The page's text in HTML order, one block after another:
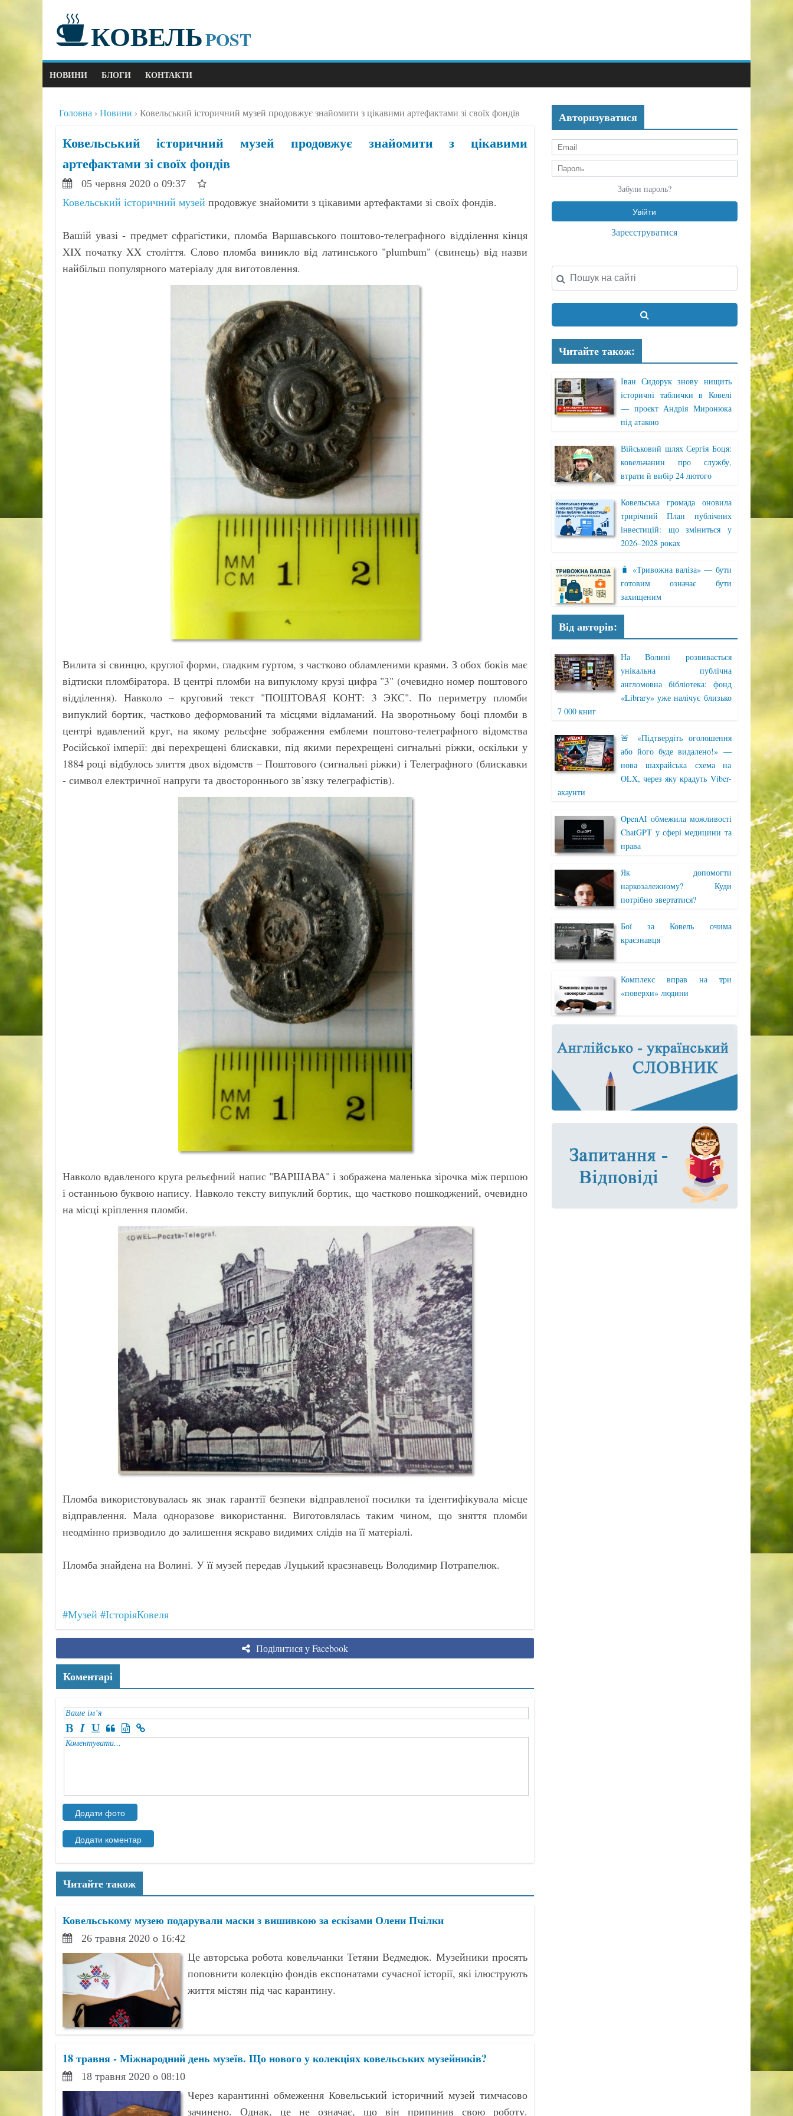
КОВЕЛЬPOST
НОВИНИ БЛОГИ КОНТАКТИ
Головна Новини Ковельський історичний музей продовжує знайомити з цікавими артефактами зі своїх фондів
Ковельський історичний музей продовжує знайомити з цікавими
артефактами зі своїх фондів
05 червня 2020 о 09:37
Ковельський історичний музей продовжує знайомити з цікавими артефактами зі своїх фондів.
Вашій увазі - предмет сфрагістики, пломба Варшавського поштово-телеграфного відділення кінця
XIX початку XX століття. Слово пломба виникло від латинського "plumbum" (свинець) від назви
найбільш популярного матеріалу для виготовлення.
Вилита зі свинцю, круглої форми, гладким гуртом, з частково обламленими краями. З обох боків має
відтиски пломбіратора. В центрі пломби на випуклому крузі цифра "3" (очевидно номер поштового
відділення). Навколо – круговий текст "ПОШТОВАЯ КОНТ: 3 ЭКС". По периметру пломби
випуклий бортик, частково деформований та місцями відламаний. На зворотньому боці пломби в
центрі вдавлений круг, на якому рельєфне зображення емблеми поштово-телеграфного відомства
Російської імперії: дві перехрещені блискавки, під якими перехрещені сигнальні ріжки, оскільки у
1884 році відбулось злиття двох відомств – Поштового (сигнальні ріжки) і Телеграфного (блискавки
- символ електричної напруги та двостороннього зв’язку телеграфістів).
Навколо вдавленого круга рельєфний напис "ВАРШАВА" і зображена маленька зірочка між першою
і останньою буквою напису. Навколо тексту випуклий бортик, що частково пошкоджений, очевидно
на місці кріплення пломби.
Пломба використовувалась як знак гарантії безпеки відправленої посилки та ідентифікувала місце
відправлення. Мала одноразове використання. Виготовлялась таким чином, що зняття пломби
неодмінно призводило до залишення яскраво видимих слідів на її матеріалі.
Пломба знайдена на Волині. У її музей передав Луцький краєзнавець Володимир Потрапелюк.
#Музей #ІсторіяКовеля
Поділитися у Facebook
Коментарі
Читайте також
Ковельському музею подарували маски з вишивкою за ескізами Олени Пчілки
26 травня 2020 о 16:42
Це авторська робота ковельчанки Тетяни Ведмедюк. Музейники просять
поповнити колекцію фондів експонатами сучасної історії, які ілюструють
життя містян під час карантину.
18 травня - Міжнародний день музеїв. Що нового у колекціях ковельських музейників?
18 травня 2020 о 08:10
Через карантинні обмеження Ковельський історичний музей тимчасово
зачинено. Однак, це не означає, що він припинив свою роботу.
Авторизуватися
Забули пароль?
Зареєструватися
Читайте також:
Іван Сидорук знову нищить
історичні таблички в Ковелі
— проєкт Андрія Миронюка
під атакою
Військовий шлях Сергія Боця:
ковельчанин про службу,
втрати й вибір 24 лютого
Ковельська громада оновила
трирічний План публічних
інвестицій: що зміниться у
2026–2028 роках
🧳 «Тривожна валіза» — бути
готовим означає бути
захищеним
Від авторів:
На Волині розвивається
унікальна публічна
англомовна бібліотека: фонд
«Library» уже налічує близько
7 000 книг
🚨 «Підтвердіть оголошення
або його буде видалено!» —
нова шахрайська схема на
OLX, через яку крадуть Viber-
акаунти
OpenAI обмежила можливості
ChatGPT у сфері медицини та
права
Як допомогти
наркозалежному? Куди
потрібно звертатися?
Бої за Ковель очима
краєзнавця
Комплекс вправ на три
«поверхи» людини